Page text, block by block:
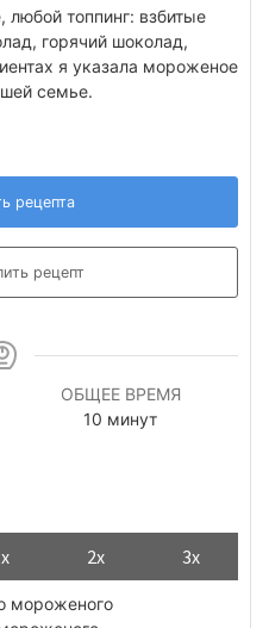
топпинг: взбитые
горячий шоколад,
я указала мороженое
семье.
рецепта
рецепт
ОБЩЕЕ ВРЕМЯ
10 минуты
минут
2x 3x
мороженого